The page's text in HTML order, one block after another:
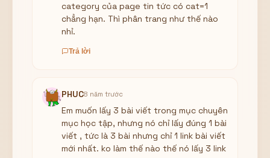
category của page tin tức có cat=1
chẳng hạn. Thì phân trang như thế nào
nhỉ.
Trả lời
PHUC8 năm trước
Em muốn lấy 3 bài viết trong mục chuyên
mục học tập, nhưng nó chỉ lấy đúng 1 bài
viết , tức là 3 bài nhưng chỉ 1 link bài viết
mới nhất. ko làm thế nào thế nó lấy 3 link